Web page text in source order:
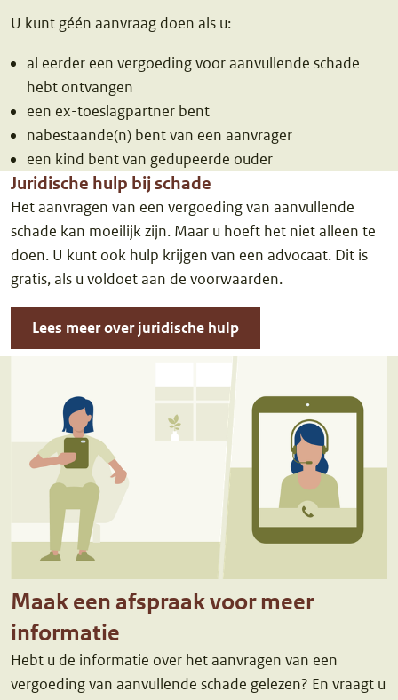
U kunt géén aanvraag doen als u:
al eerder een vergoeding voor aanvullende schade
hebt ontvangen
een ex-toeslagpartner bent
nabestaande(n) bent van een aanvrager
een kind bent van gedupeerde ouder
Juridische hulp bij schade
Het aanvragen van een vergoeding van aanvullende
schade kan moeilijk zijn. Maar u hoeft het niet alleen te
doen. U kunt ook hulp krijgen van een advocaat. Dit is
gratis, als u voldoet aan de voorwaarden.
Lees meer over juridische hulp
Maak een afspraak voor meer
informatie
Hebt u de informatie over het aanvragen van een
vergoeding van aanvullende schade gelezen? En vraagt u